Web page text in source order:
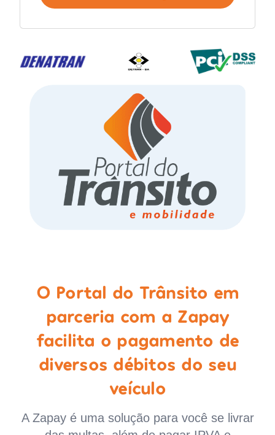
O Portal do Trânsito em
parceria com a Zapay
facilita o pagamento de
diversos débitos do seu
veículo
A Zapay é uma solução para você se livrar